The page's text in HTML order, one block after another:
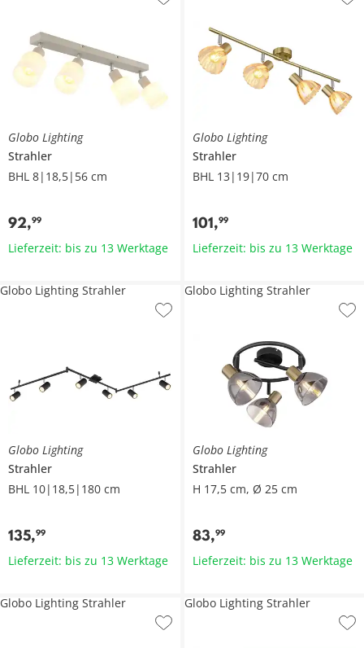
Globo Lighting
Strahler
BHL 8|18,5|56 cm
92,99
Lieferzeit: bis zu 13 Werktage
Globo Lighting
Strahler
BHL 13|19|70 cm
101,99
Lieferzeit: bis zu 13 Werktage
Globo Lighting
Strahler
BHL 10|18,5|180 cm
135,99
Globo Lighting Strahler
Lieferzeit: bis zu 13 Werktage
Globo Lighting
Strahler
H 17,5 cm, Ø 25 cm
83,99
Globo Lighting Strahler
Lieferzeit: bis zu 13 Werktage
Globo Lighting Strahler Globo Lighting Strahler